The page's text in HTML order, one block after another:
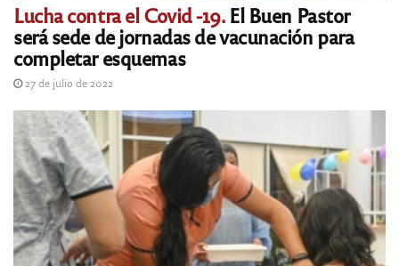
Lucha contra el Covid -19.El Buen Pastor
será sede de jornadas de vacunación para
completar esquemas
27 de julio de 2022